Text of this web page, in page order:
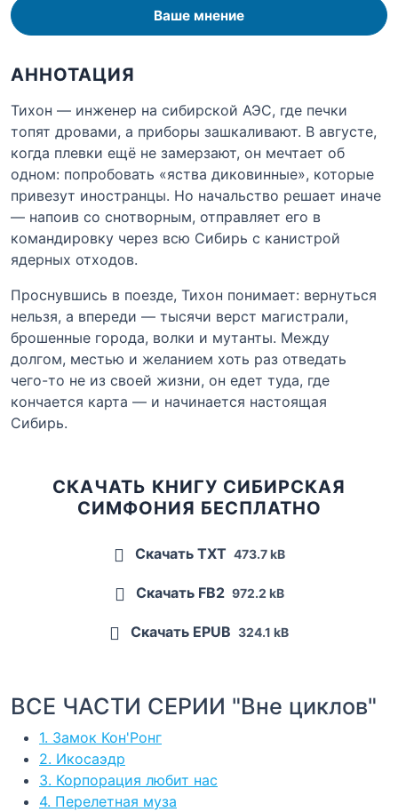
Ваше мнение
АННОТАЦИЯ
Тихон — инженер на сибирской АЭС, где печки
топят дровами, а приборы зашкаливают. В августе,
когда плевки ещё не замерзают, он мечтает об
одном: попробовать «яства диковинные», которые
привезут иностранцы. Но начальство решает иначе
— напоив со снотворным, отправляет его в
командировку через всю Сибирь с канистрой
ядерных отходов.
Проснувшись в поезде, Тихон понимает: вернуться
нельзя, а впереди — тысячи верст магистрали,
брошенные города, волки и мутанты. Между
долгом, местью и желанием хоть раз отведать
чего-то не из своей жизни, он едет туда, где
кончается карта — и начинается настоящая
Сибирь.
СКАЧАТЬ КНИГУ СИБИРСКАЯ
СИМФОНИЯ БЕСПЛАТНО
Скачать TXT 473.7 kB
Скачать FB2 972.2 kB
Скачать EPUB 324.1 kB
ВСЕ ЧАСТИ СЕРИИ "Вне циклов"
1. Замок Кон'Ронг
2. Икосаэдр
3. Корпорация любит нас
4. Перелетная муза